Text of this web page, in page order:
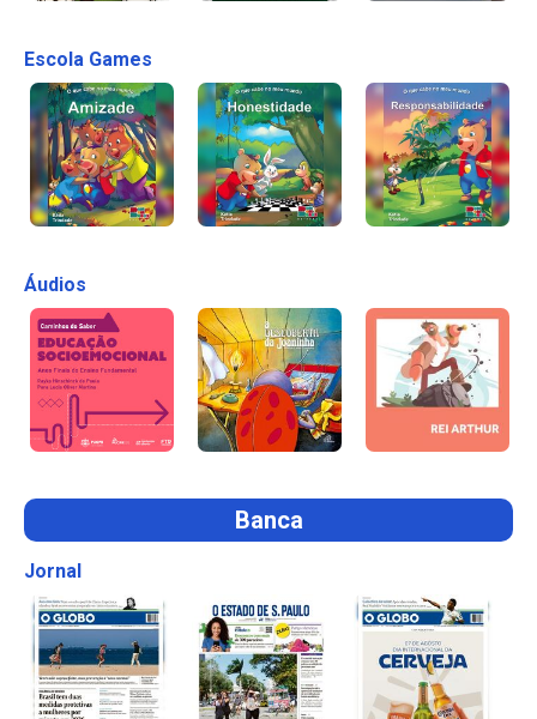
Escola Games
Áudios
Banca
Jornal